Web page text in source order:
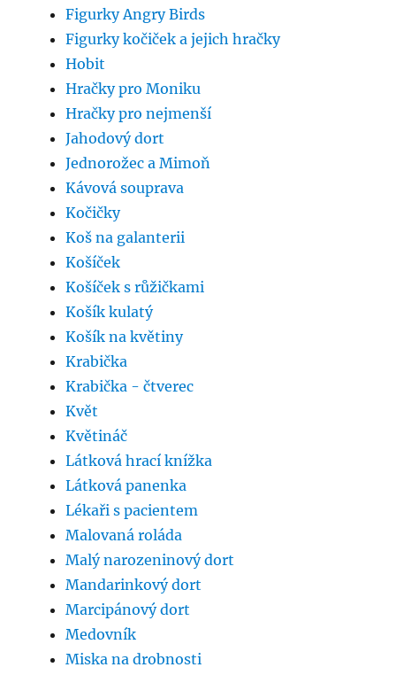
Figurky Angry Birds
Figurky kočiček a jejich hračky
Hobit
Hračky pro Moniku
Hračky pro nejmenší
Jahodový dort
Jednorožec a Mimoň
Kávová souprava
Kočičky
Koš na galanterii
Košíček
Košíček s růžičkami
Košík kulatý
Košík na květiny
Krabička
Krabička - čtverec
Květ
Květináč
Látková hrací knížka
Látková panenka
Lékaři s pacientem
Malovaná roláda
Malý narozeninový dort
Mandarinkový dort
Marcipánový dort
Medovník
Miska na drobnosti